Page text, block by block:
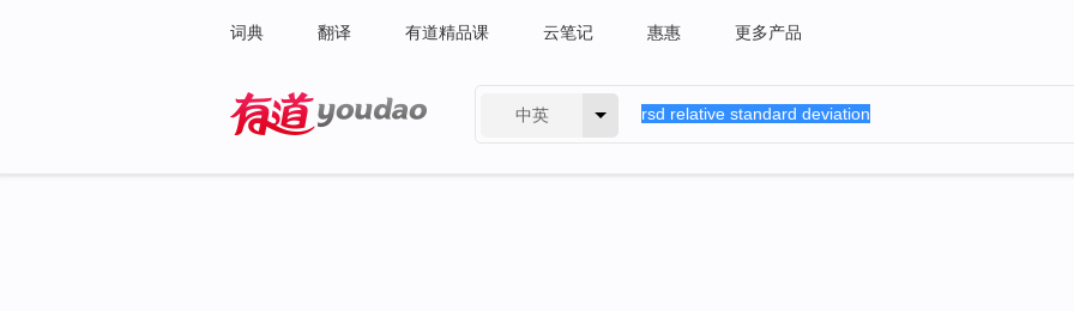
词典 翻译 有道精品课 云笔记 惠惠 更多产品
中英